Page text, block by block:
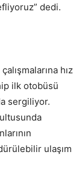
dedi.
hız
ilk otobüsü
sergiliyor.
ulaşım